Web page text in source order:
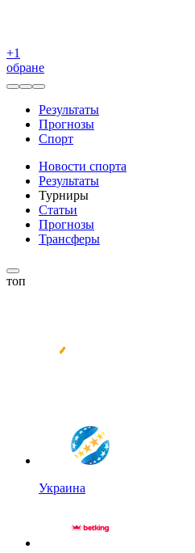
+1
обране
Результаты
Прогнозы
Спорт
Новости спорта
Результаты
Турниры
Статьи
Прогнозы
Трансферы
топ
Украина